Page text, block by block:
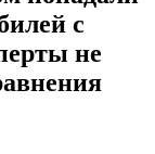
с
не